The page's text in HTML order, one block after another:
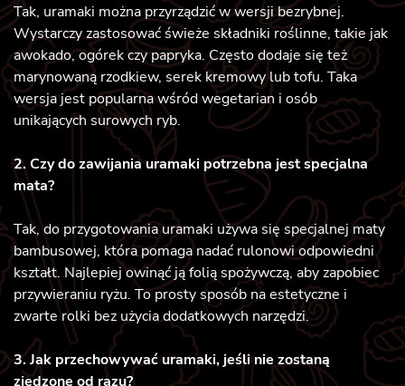
Tak, uramaki można przyrządzić w wersji bezrybnej.
Wystarczy zastosować świeże składniki roślinne, takie jak
awokado, ogórek czy papryka. Często dodaje się też
marynowaną rzodkiew, serek kremowy lub tofu. Taka
wersja jest popularna wśród wegetarian i osób
unikających surowych ryb.
2. Czy do zawijania uramaki potrzebna jest specjalna
mata?
Tak, do przygotowania uramaki używa się specjalnej maty
bambusowej, która pomaga nadać rulonowi odpowiedni
kształt. Najlepiej owinąć ją folią spożywczą, aby zapobiec
przywieraniu ryżu. To prosty sposób na estetyczne i
zwarte rolki bez użycia dodatkowych narzędzi.
3. Jak przechowywać uramaki, jeśli nie zostaną
zjedzone od razu?